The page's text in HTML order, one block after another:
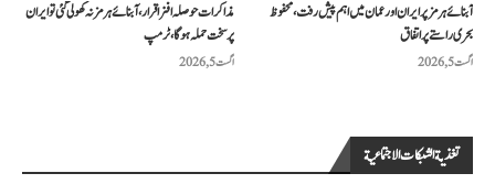
مذاکرات حوصلہ افزا قرار،آبنائے ہرمز نہ کھولی گئی تو ایران
پر سخت حملہ ہوگا، ٹرمپ
اگست 5, 2026
آبنائے ہرمز پر ایران اور عمان میں اہم پیش رفت، محفوظ
بحری راستے پر اتفاق
اگست 5, 2026
تغذية الشبكات الاجتماعية